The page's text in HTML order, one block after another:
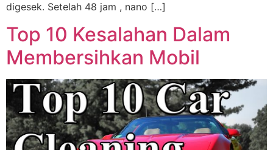
digesek. Setelah 48 jam , nano […]
Top 10 Kesalahan Dalam
Membersihkan Mobil